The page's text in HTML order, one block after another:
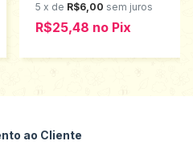
5 x de R$6,00 sem juros
R$25,48 no Pix
ao Cliente